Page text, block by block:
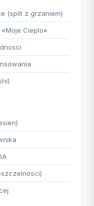
(split z grzaniem)
Cieplo»